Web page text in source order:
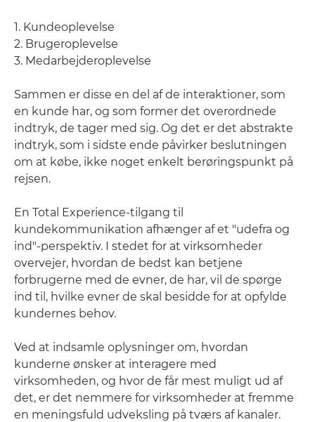
1. Kundeoplevelse
2. Brugeroplevelse
3. Medarbejderoplevelse
Sammen er disse en del af de interaktioner, som
en kunde har, og som former det overordnede
indtryk, de tager med sig. Og det er det abstrakte
indtryk, som i sidste ende påvirker beslutningen
om at købe, ikke noget enkelt berøringspunkt på
rejsen.
En Total Experience-tilgang til
kundekommunikation afhænger af et "udefra og
ind"-perspektiv. I stedet for at virksomheder
overvejer, hvordan de bedst kan betjene
forbrugerne med de evner, de har, vil de spørge
ind til, hvilke evner de skal besidde for at opfylde
kundernes behov.
Ved at indsamle oplysninger om, hvordan
kunderne ønsker at interagere med
virksomheden, og hvor de får mest muligt ud af
det, er det nemmere for virksomheder at fremme
en meningsfuld udveksling på tværs af kanaler.